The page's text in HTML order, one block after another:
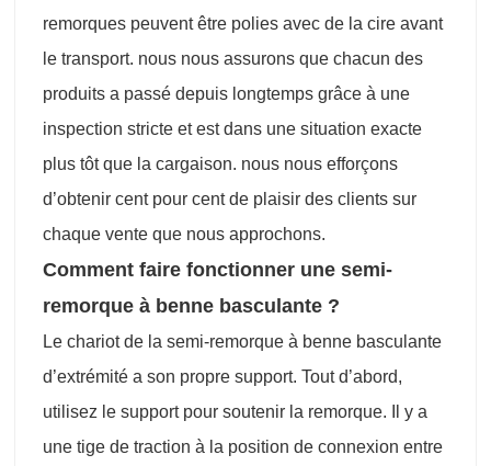
remorques peuvent être polies avec de la cire avant
le transport. nous nous assurons que chacun des
produits a passé depuis longtemps grâce à une
inspection stricte et est dans une situation exacte
plus tôt que la cargaison. nous nous efforçons
d’obtenir cent pour cent de plaisir des clients sur
chaque vente que nous approchons.
Comment faire fonctionner une semi-
remorque à benne basculante ?
Le chariot de la semi-remorque à benne basculante
d’extrémité a son propre support. Tout d’abord,
utilisez le support pour soutenir la remorque. Il y a
une tige de traction à la position de connexion entre